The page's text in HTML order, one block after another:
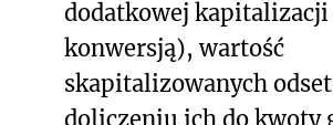
dodatkowej
konwersją), wartość
skapitalizowanych
doliczeniu ich do kwoty